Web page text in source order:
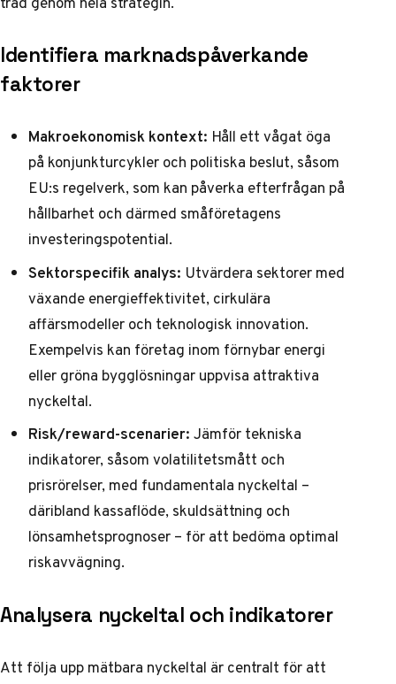
Identifiera marknadspåverkande
faktorer
Makroekonomisk kontext: Håll ett vågat öga
på konjunkturcykler och politiska beslut, såsom
EU:s regelverk, som kan påverka efterfrågan på
hållbarhet och därmed småföretagens
investeringspotential.
Sektorspecifik analys: Utvärdera sektorer med
växande energieffektivitet, cirkulära
affärsmodeller och teknologisk innovation.
Exempelvis kan företag inom förnybar energi
eller gröna bygglösningar uppvisa attraktiva
nyckeltal.
Risk/reward-scenarier:Jämför tekniska
indikatorer, såsom volatilitetsmått och
prisrörelser, med fundamentala nyckeltal –
däribland kassaflöde, skuldsättning och
lönsamhetsprognoser – för att bedöma optimal
riskavvägning.
Analysera nyckeltal och indikatorer
Att följa upp mätbara nyckeltal är centralt för att